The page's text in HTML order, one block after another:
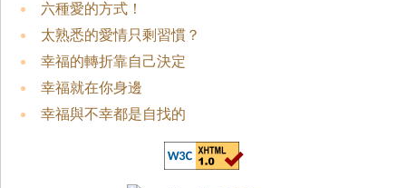
六種愛的方式！
太熟悉的愛情只剩習慣？
幸福的轉折靠自己決定
幸福就在你身邊
幸福與不幸都是自找的